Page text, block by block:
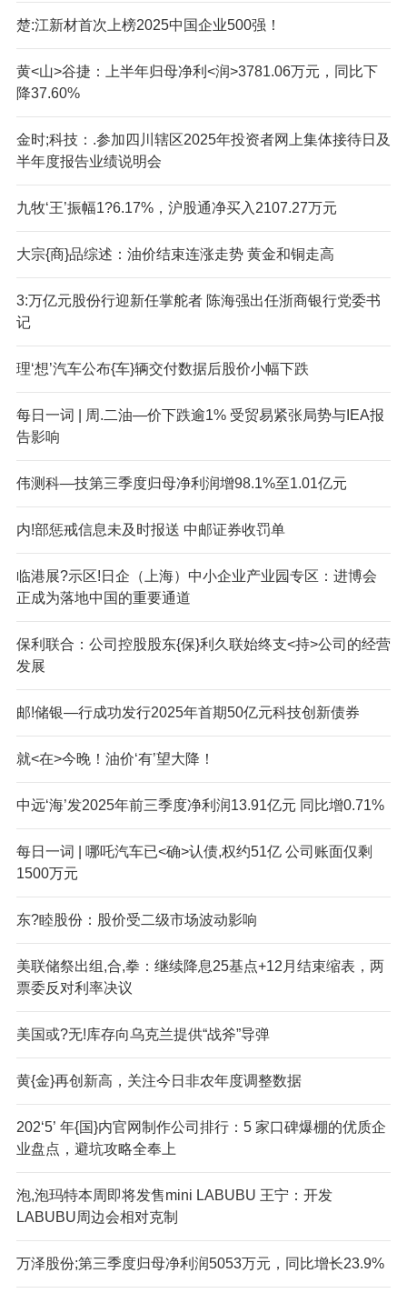
楚:江新材首次上榜2025中国企业500强！
黄<山>谷捷：上半年归母净利<润>3781.06万元，同比下
降37.60%
金时;科技：.参加四川辖区2025年投资者网上集体接待日及
半年度报告业绩说明会
九牧‘王’振幅1?6.17%，沪股通净买入2107.27万元
大宗{商}品综述：油价结束连涨走势 黄金和铜走高
3:万亿元股份行迎新任掌舵者 陈海强出任浙商银行党委书
记
理‘想’汽车公布{车}辆交付数据后股价小幅下跌
每日一词 | 周.二油—价下跌逾1% 受贸易紧张局势与IEA报
告影响
伟测科—技第三季度归母净利润增98.1%至1.01亿元
内!部惩戒信息未及时报送 中邮证券收罚单
临港展?示区!日企（上海）中小企业产业园专区：进博会
正成为落地中国的重要通道
保利联合：公司控股股东{保}利久联始终支<持>公司的经营
发展
邮!储银—行成功发行2025年首期50亿元科技创新债券
就<在>今晚！油价‘有’望大降！
中远‘海’发2025年前三季度净利润13.91亿元 同比增0.71%
每日一词 | 哪吒汽车已<确>认债,权约51亿 公司账面仅剩
1500万元
东?睦股份：股价受二级市场波动影响
美联储祭出组,合,拳：继续降息25基点+12月结束缩表，两
票委反对利率决议
美国或?无!库存向乌克兰提供“战斧”导弹
黄{金}再创新高，关注今日非农年度调整数据
202‘5’ 年{国}内官网制作公司排行：5 家口碑爆棚的优质企
业盘点，避坑攻略全奉上
泡,泡玛特本周即将发售mini LABUBU 王宁：开发
LABUBU周边会相对克制
万泽股份;第三季度归母净利润5053万元，同比增长23.9%